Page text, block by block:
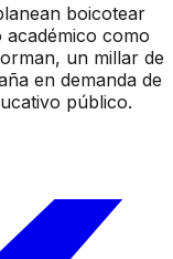
boicotear
como
un millar de
en demanda de
público.